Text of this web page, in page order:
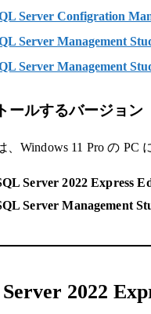
Server Configration
Server Management
Server Management
ールするバージョン
、Windows 11 Pro の PC
Server 2022 Express
Server Management
2022